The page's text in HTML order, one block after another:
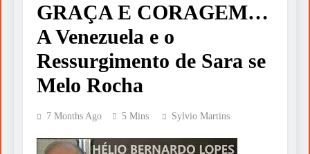
GRAÇA E CORAGEM…
A Venezuela e o
Ressurgimento de Sara se
Melo Rocha
7 Months Ago 5 Mins Sylvio Martins